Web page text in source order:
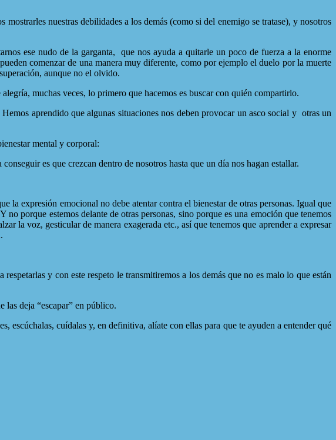
nuestras debilidades a los demás (como si del enemigo se tratase), y nosotros
ese nudo de la garganta,
que nos ayuda a quitarle un poco de fuerza a la enorme
comenzar de una manera muy diferente, como por ejemplo el duelo por la muerte
aunque no el olvido.
muchas veces, lo primero que hacemos es buscar con quién compartirlo.
aprendido que algunas situaciones nos deben provocar un asco social y otras un
mental y corporal:
es que crezcan dentro de nosotros hasta que un día nos hagan estallar.
expresión emocional no debe atentar contra el bienestar de otras personas. Igual que
porque estemos delante de otras personas, sino porque es una emoción que tenemos
la voz, gesticular de manera exagerada etc., así que tenemos que aprender a expresar
y con este respeto le transmitiremos a los demás que no es malo lo que están
las deja “escapar” en público.
escúchalas, cuídalas y, en definitiva, alíate con ellas para que te ayuden a entender qué